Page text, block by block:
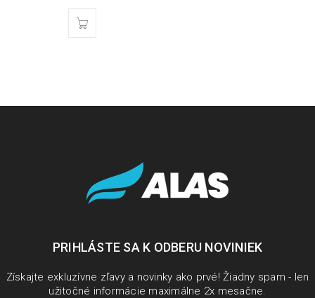
PRIHLÁSTE SA K ODBERU NOVINIEK
Získajte exkluzívne zľavy a novinky ako prvé! Žiadny spam - len
užitočné informácie maximálne 2x mesačne.